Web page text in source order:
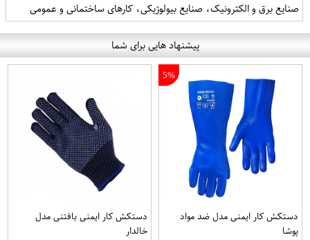
صنایع برق و الکترونیک، صنایع بیولوژیکی، کارهای ساختمانی و عمومی
پیشنهاد هایی برای شما
5%
دستکش کار ایمنی مدل ضد مواد
پوشا
دستکش کار ایمنی بافتنی مدل
خالدار